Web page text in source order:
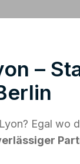
–
Egal wo